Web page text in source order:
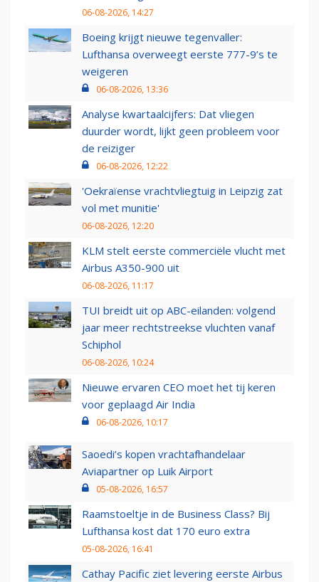
06-08-2026, 14:27
Boeing krijgt nieuwe tegenvaller:
Lufthansa overweegt eerste 777-9’s te
weigeren
06-08-2026, 13:36
Analyse kwartaalcijfers: Dat vliegen
duurder wordt, lijkt geen probleem voor
de reiziger
06-08-2026, 12:22
'Oekraïense vrachtvliegtuig in Leipzig zat
vol met munitie'
06-08-2026, 12:20
KLM stelt eerste commerciële vlucht met
Airbus A350-900 uit
06-08-2026, 11:17
TUI breidt uit op ABC-eilanden: volgend
jaar meer rechtstreekse vluchten vanaf
Schiphol
06-08-2026, 10:24
Nieuwe ervaren CEO moet het tij keren
voor geplaagd Air India
06-08-2026, 10:17
Saoedi’s kopen vrachtafhandelaar
Aviapartner op Luik Airport
05-08-2026, 16:57
Raamstoeltje in de Business Class? Bij
Lufthansa kost dat 170 euro extra
05-08-2026, 16:41
Cathay Pacific ziet levering eerste Airbus